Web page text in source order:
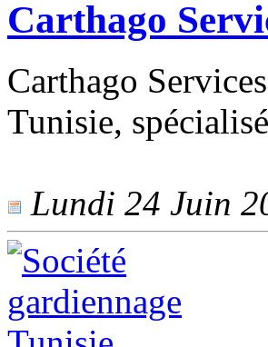
Carthago
Carthago
Tunisie,
Lundi 24 Juin